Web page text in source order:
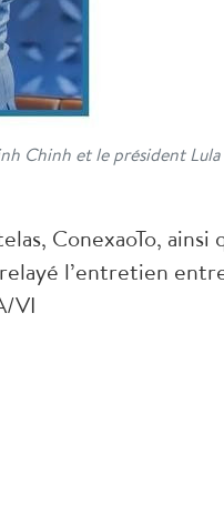
Chinh et le président
ConexaoTo, ainsi
l’entretien
VI